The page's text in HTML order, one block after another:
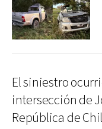
El siniestro
intersección de
República de